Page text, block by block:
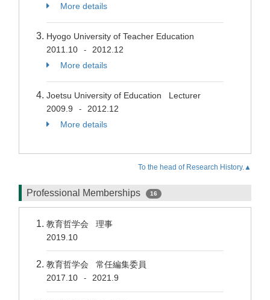
More details
Hyogo University of Teacher Education
2011.10
-
2012.12
More details
Joetsu University of Education Lecturer
2009.9
-
2012.12
More details
To the head of Research History.▲
Professional Memberships 16
教育哲学会 理事
2019.10
教育哲学会 常任編集委員
2017.10
- 2021.9